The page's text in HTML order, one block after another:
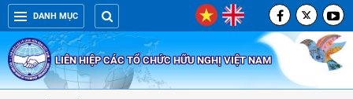
DANH MỤC
LIÊN HIỆP CÁC TỔ CHỨC HỮU NGHỊ VIỆT NAM